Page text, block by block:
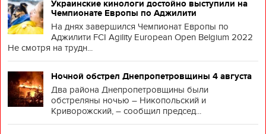
Украинские кинологи достойно выступили на
Чемпионате Европы по Аджилити
На днях завершился Чемпионат Европы по
Аджилити FCI Agility European Open Belgium 2022
Не смотря на трудн...
Ночной обстрел Днепропетровщины 4 августа
Два района Днепропетровщины были
обстреляны ночью – Никопольский и
Криворожский, – сообщил председ...